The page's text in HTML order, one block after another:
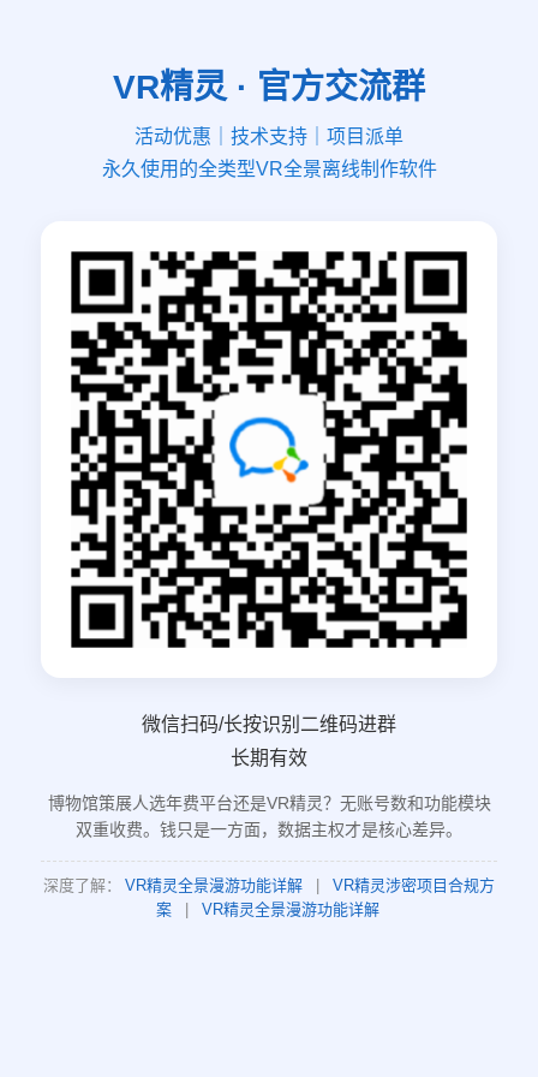
VR精灵 · 官方交流群
活动优惠｜技术支持｜项目派单
永久使用的全类型VR全景离线制作软件
微信扫码/长按识别二维码进群
长期有效
博物馆策展人选年费平台还是VR精灵？无账号数和功能模块
双重收费。钱只是一方面，数据主权才是核心差异。
深度了解： VR精灵全景漫游功能详解
VR精灵涉密项目合规方
案
VR精灵全景漫游功能详解